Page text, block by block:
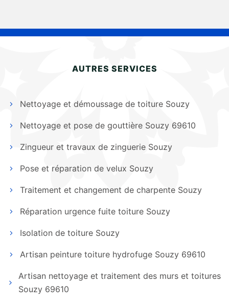
AUTRES SERVICES
Nettoyage et démoussage de toiture Souzy
Nettoyage et pose de gouttière Souzy 69610
Zingueur et travaux de zinguerie Souzy
Pose et réparation de velux Souzy
Traitement et changement de charpente Souzy
Réparation urgence fuite toiture Souzy
Isolation de toiture Souzy
Artisan peinture toiture hydrofuge Souzy 69610
Artisan nettoyage et traitement des murs et toitures
Souzy 69610